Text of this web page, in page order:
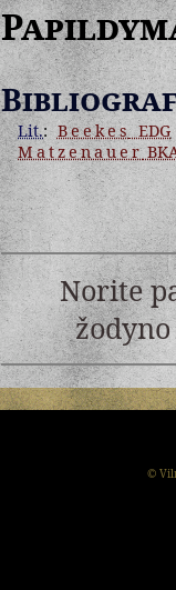
Lit.: BeekesEDG
Matzenauer
Norite
©